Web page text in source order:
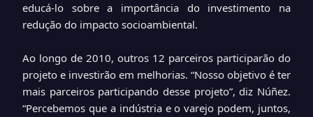
educá-lo sobre a importância do investimento na
redução do impacto socioambiental.
Ao longo de 2010, outros 12 parceiros participarão do
projeto e investirão em melhorias. “Nosso objetivo é ter
mais parceiros participando desse projeto”, diz Núñez.
“Percebemos que a indústria e o varejo podem, juntos,